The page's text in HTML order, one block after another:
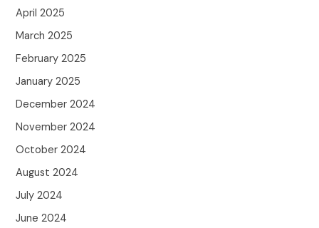
April 2025
March 2025
February 2025
January 2025
December 2024
November 2024
October 2024
August 2024
July 2024
June 2024